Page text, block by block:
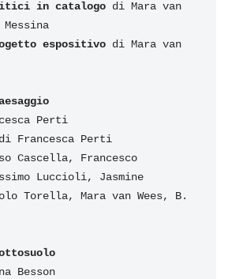
in catalogo di Mara van
espositivo di Mara van
Perti
Francesca Perti
Cascella, Francesco
Luccioli, Jasmine
Torella, Mara van Wees, B.
Besson